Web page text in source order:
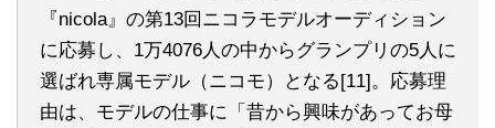
『nicola』の第13回ニコラモデルオーディション
に応募し、1万4076人の中からグランプリの5人に
選ばれ専属モデル（ニコモ）となる[11]。応募理
由は、モデルの仕事に「昔から興味があってお母